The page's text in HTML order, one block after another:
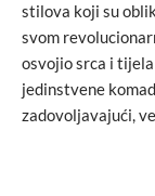
stilova koji su
svom
osvojio srca i
jedinstvene
zadovoljavajući,